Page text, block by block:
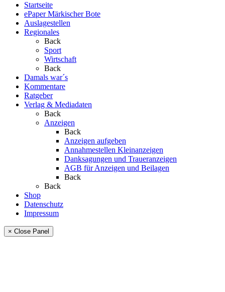
Startseite
ePaper Märkischer Bote
Auslagestellen
Regionales
Back
Sport
Wirtschaft
Back
Damals war´s
Kommentare
Ratgeber
Verlag & Mediadaten
Back
Anzeigen
Back
Anzeigen aufgeben
Annahmestellen Kleinanzeigen
Danksagungen und Traueranzeigen
AGB für Anzeigen und Beilagen
Back
Back
Shop
Datenschutz
Impressum
× Close Panel